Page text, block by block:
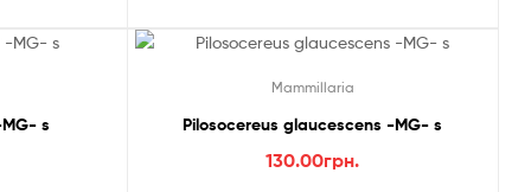
s
Mammillaria
Pilosocereus glaucescens -MG- s
130.00грн.